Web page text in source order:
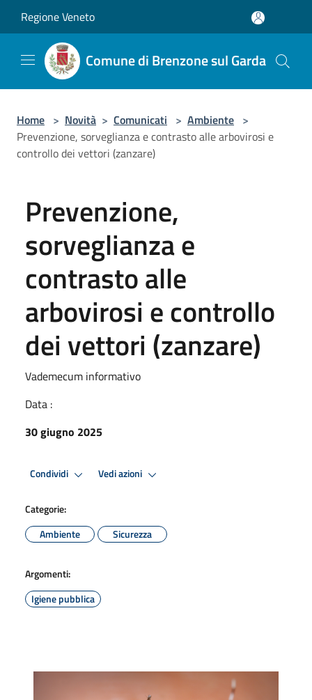
Regione Veneto
Comune di Brenzone sul Garda
Home > Novità > Comunicati > Ambiente >
Prevenzione, sorveglianza e contrasto alle arbovirosi e
controllo dei vettori (zanzare)
Prevenzione,
sorveglianza e
contrasto alle
arbovirosi e controllo
dei vettori (zanzare)
Vademecum informativo
Data :
30 giugno 2025
Condividi Vedi azioni
Categorie:
Ambiente
Sicurezza
Argomenti:
Igiene pubblica